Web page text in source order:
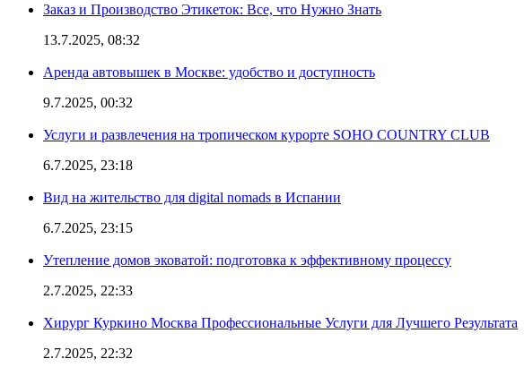
Заказ и Производство Этикеток: Все, что Нужно Знать
13.7.2025, 08:32
Аренда автовышек в Москве: удобство и доступность
9.7.2025, 00:32
Услуги и развлечения на тропическом курорте SOHO COUNTRY CLUB
6.7.2025, 23:18
Вид на жительство для digital nomads в Испании
6.7.2025, 23:15
Утепление домов эковатой: подготовка к эффективному процессу
2.7.2025, 22:33
Хирург Куркино Москва Профессиональные Услуги для Лучшего Результата
2.7.2025, 22:32